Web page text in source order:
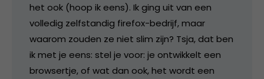
het ook (hoop ik eens). Ik ging uit van een
volledig zelfstandig firefox-bedrijf, maar
waarom zouden ze niet slim zijn? Tsja, dat ben
ik met je eens: stel je voor: je ontwikkelt een
browsertje, of wat dan ook, het wordt een